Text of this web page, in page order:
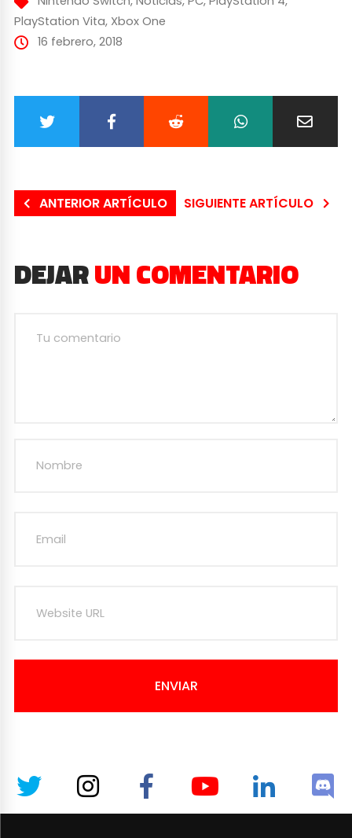
PlayStation Vita, Xbox One
16 febrero, 2018
ANTERIOR ARTÍCULO SIGUIENTE ARTÍCULO
DEJARUN COMENTARIO
ENVIAR